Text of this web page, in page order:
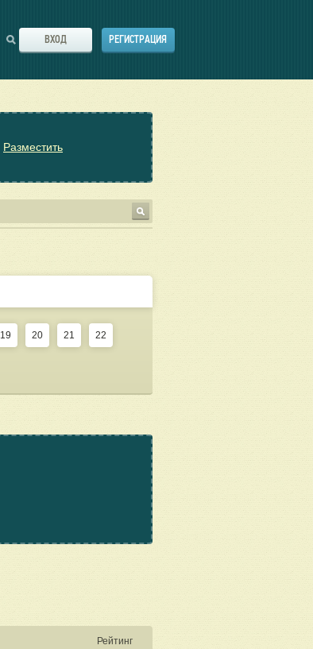
ВХОД РЕГИСТРАЦИЯ
Разместить
19 20 21 22
Рейтинг